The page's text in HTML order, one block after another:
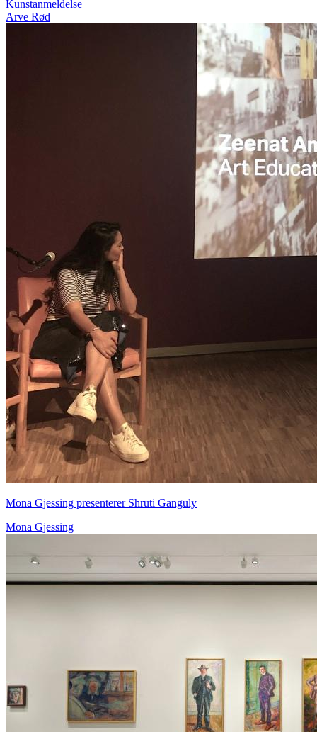
Kunstanmeldelse
Arve Rød
Mona Gjessing presenterer Shruti Ganguly
Mona Gjessing